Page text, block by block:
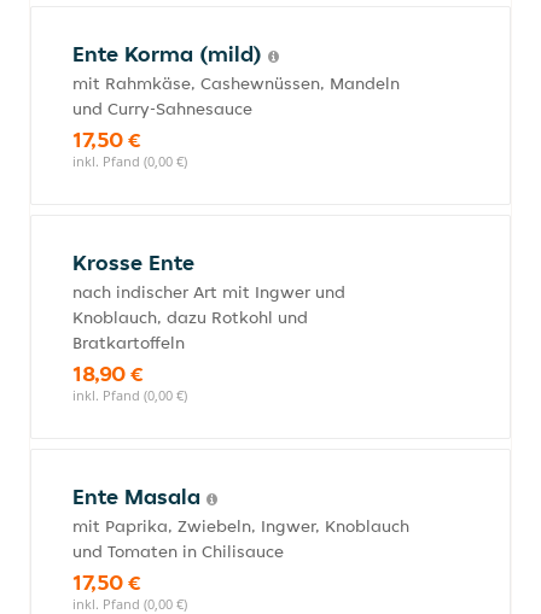
Ente Korma (mild)
mit Rahmkäse, Cashewnüssen, Mandeln
und Curry-Sahnesauce
17,50 €
inkl. Pfand (0,00 €)
Krosse Ente
nach indischer Art mit Ingwer und
Knoblauch, dazu Rotkohl und
Bratkartoffeln
18,90 €
inkl. Pfand (0,00 €)
Ente Masala
mit Paprika, Zwiebeln, Ingwer, Knoblauch
und Tomaten in Chilisauce
17,50 €
inkl. Pfand (0,00 €)